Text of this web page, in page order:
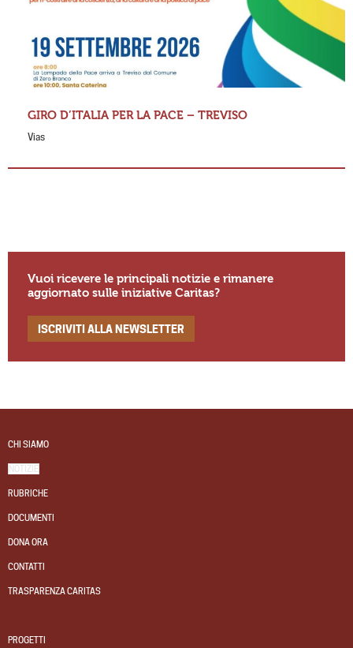
GIRO D’ITALIA PER LA PACE – TREVISO
Vias
Vuoi ricevere le principali notizie e rimanere
aggiornato sulle iniziative Caritas?
ISCRIVITI ALLA NEWSLETTER
CHI SIAMO
NOTIZIE
RUBRICHE
DOCUMENTI
DONA ORA
CONTATTI
TRASPARENZA CARITAS
PROGETTI